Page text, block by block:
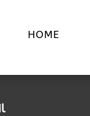
HOME